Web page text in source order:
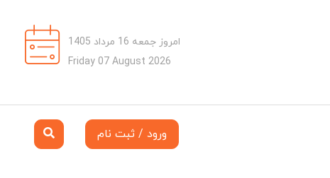
امروز جمعه 16 مرداد 1405
Friday 07 August 2026
ورود / ثبت نام